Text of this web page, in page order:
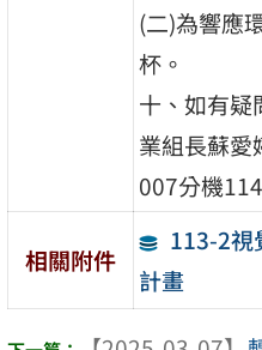
(二)為響應
杯。
十、如有疑
業組長蘇
007分機
相關附件
113-2視
計畫